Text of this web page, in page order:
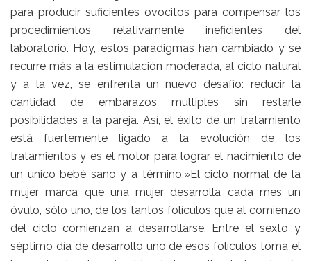
para producir suficientes ovocitos para compensar los
procedimientos relativamente ineficientes del
laboratorio. Hoy, estos paradigmas han cambiado y se
recurre más a la estimulación moderada, al ciclo natural
y a la vez, se enfrenta un nuevo desafío: reducir la
cantidad de embarazos múltiples sin restarle
posibilidades a la pareja. Así, el éxito de un tratamiento
está fuertemente ligado a la evolución de los
tratamientos y es el motor para lograr el nacimiento de
un único bebé sano y a término.»El ciclo normal de la
mujer marca que una mujer desarrolla cada mes un
óvulo, sólo uno, de los tantos folículos que al comienzo
del ciclo comienzan a desarrollarse. Entre el sexto y
séptimo día de desarrollo uno de esos folículos toma el